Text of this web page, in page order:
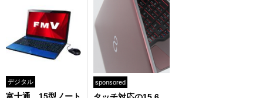
デジタル
富士通、15型ノート
sponsored